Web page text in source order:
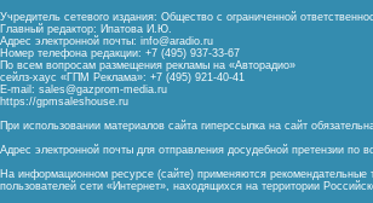
Учредитель сетевого издания: Общество с ограниченной
Главный редактор: Ипатова И.Ю.
Адрес электронной почты: info@aradio.ru
Номер телефона редакции: +7 (495) 937-33-67
По всем вопросам размещения рекламы на «Авторадио»
сейлз-хаус «ГПМ Реклама»: +7 (495) 921-40-41
E-mail: sales@gazprom-media.ru
https://gpmsaleshouse.ru
При использовании материалов сайта гиперссылка на сайт
Адрес электронной почты для отправления досудебной претензии
На информационном ресурсе (сайте) применяются рекомендательные
пользователей сети «Интернет», находящихся на территории